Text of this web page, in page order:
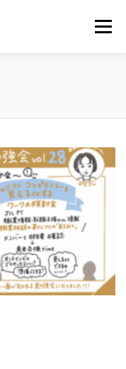
メニュー
タント各種受験対策